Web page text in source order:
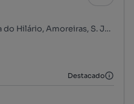
Beco do Sino Grande - Quinta do Hilário, Amoreiras, S. Julião, N. S. da Anunciada e S. Maria da Graça, Setúbal, Setúbal
Destacado